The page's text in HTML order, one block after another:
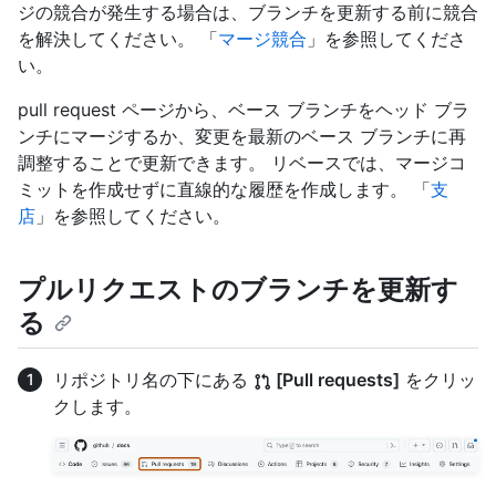
ジの競合が発生する場合は、ブランチを更新する前に競合
を解決してください。 「マージ競合 」を参照してくださ
い。
pull request ページから、ベース ブランチをヘッド ブラ
ンチにマージするか、変更を最新のベース ブランチに再
調整することで更新できます。 リベースでは、マージコ
ミットを作成せずに直線的な履歴を作成します。 「支
店 」を参照してください。
プルリクエストのブランチを更新す
る
リポジトリ名の下にある [Pull requests] をクリッ
クします。